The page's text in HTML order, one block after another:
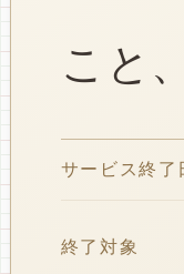
こと
サービス終了
終了対象